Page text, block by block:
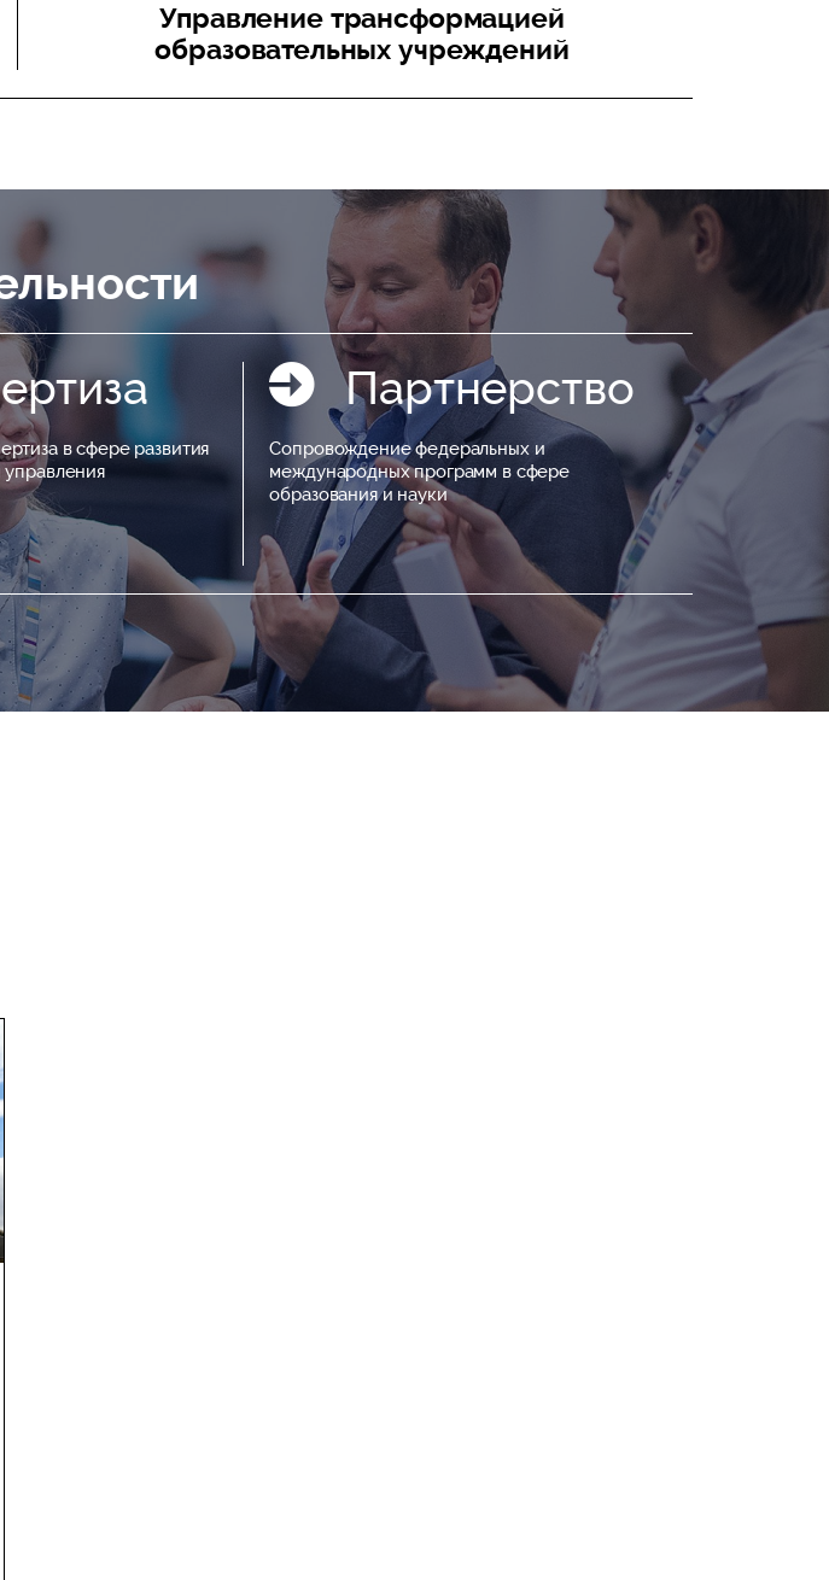
Управление трансформацией
образовательных учреждений
в сфере развития
управления
Партнерство
Сопровождение федеральных и
международных программ в сфере
образования и науки